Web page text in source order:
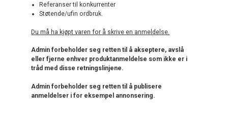
Referanser til konkurrenter
Støtende/ufin ordbruk.
Du må ha kjøpt varen for å skrive en anmeldelse.
Admin forbeholder seg retten til å akseptere, avslå
eller fjerne enhver produktanmeldelse som ikke er i
tråd med disse retningslinjene.
Admin forbeholder seg retten til å publisere
anmeldelser i for eksempel annonsering.